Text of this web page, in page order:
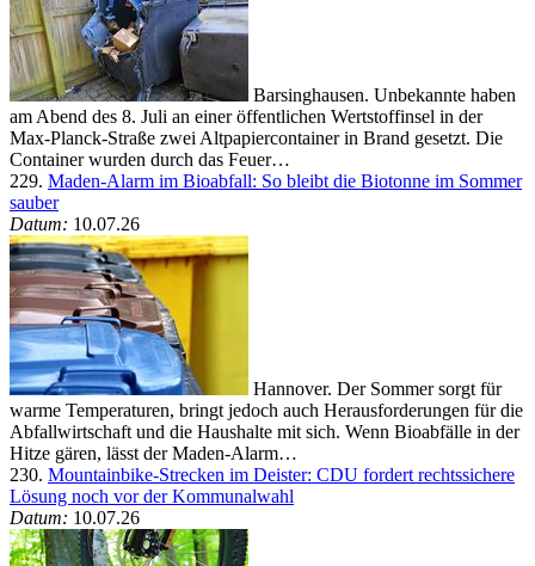
Barsinghausen. Unbekannte haben
am Abend des 8. Juli an einer öffentlichen Wertstoffinsel in der
Max-Planck-Straße zwei Altpapiercontainer in Brand gesetzt. Die
Container wurden durch das Feuer…
229. Maden-Alarm im Bioabfall: So bleibt die Biotonne im Sommer
sauber
Datum: 10.07.26
Hannover. Der Sommer sorgt für
warme Temperaturen, bringt jedoch auch Herausforderungen für die
Abfallwirtschaft und die Haushalte mit sich. Wenn Bioabfälle in der
Hitze gären, lässt der Maden-Alarm…
230. Mountainbike-Strecken im Deister: CDU fordert rechtssichere
Lösung noch vor der Kommunalwahl
Datum: 10.07.26